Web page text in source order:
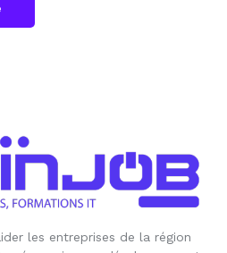
les entreprises de la région